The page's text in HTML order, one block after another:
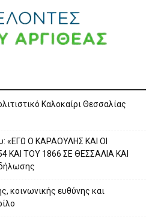
Καλοκαίρι Θεσσαλίας
«ΕΓΩ Ο ΚΑΡΑΟΥΛΗΣ ΚΑΙ ΟΙ
ΚΑΙ ΤΟΥ 1866 ΣΕ ΘΕΣΣΑΛΙΑ ΚΑΙ
κοινωνικής ευθύνης και